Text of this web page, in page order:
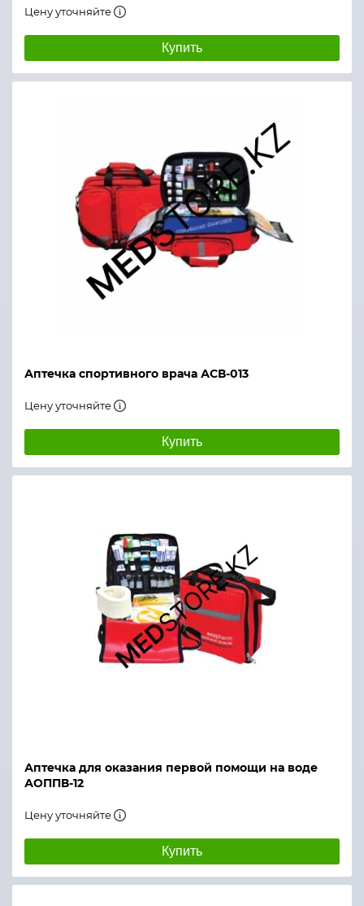
Цену уточняйте
Купить
Аптечка спортивного врача АСВ-013
Цену уточняйте
Купить
Аптечка для оказания первой помощи на воде
АОППВ-12
Цену уточняйте
Купить